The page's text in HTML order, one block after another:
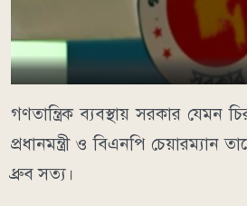
গণতান্ত্রিক ব্যবস্থায় সরকার যেমন
প্রধানমন্ত্রী ও বিএনপি
ধ্রুব সত্য।